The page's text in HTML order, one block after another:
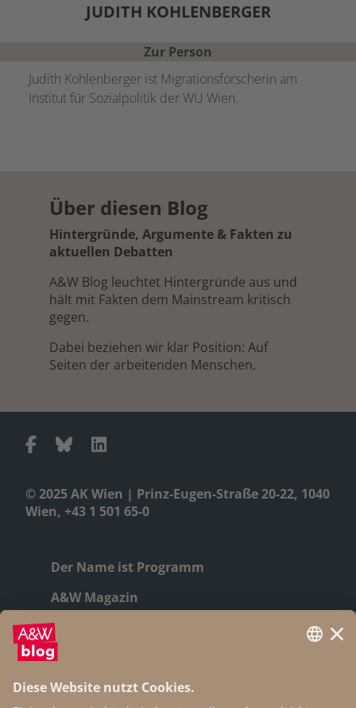
JUDITH KOHLENBERGER
Zur Person
Judith Kohlenberger ist Migrationsforscherin am
Institut für Sozialpolitik der WU Wien.
© 2025 AK Wien | Prinz-Eugen-Straße 20-22, 1040
Wien, +43 1 501 65-0
Der Name ist Programm
A&W Magazin
Geschichte
Autor:innen
Über diesen Blog
Hintergründe, Argumente & Fakten zu
aktuellen Debatten
A&W Blog leuchtet Hintergründe aus und
hält mit Fakten dem Mainstream kritisch
gegen.
Dabei beziehen wir klar Position: Auf
Seiten der arbeitenden Menschen.